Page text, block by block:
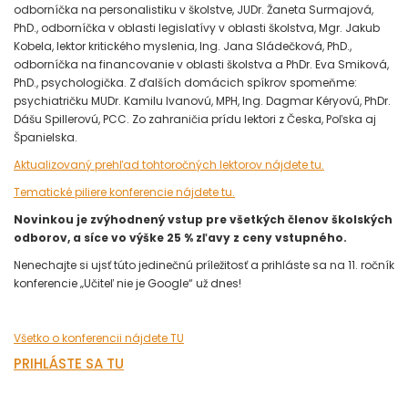
odborníčka na personalistiku v školstve, JUDr. Žaneta Surmajová,
PhD., odborníčka v oblasti legislatívy v oblasti školstva, Mgr. Jakub
Kobela, lektor kritického myslenia, Ing. Jana Sládečková, PhD.,
odborníčka na financovanie v oblasti školstva a PhDr. Eva Smiková,
PhD., psychologička. Z ďalších domácich spíkrov spomeňme:
psychiatričku MUDr. Kamilu Ivanovú, MPH, Ing. Dagmar Kéryovú, PhDr.
Dášu Spillerovú, PCC. Zo zahraničia prídu lektori z Česka, Poľska aj
Španielska.
Aktualizovaný prehľad tohtoročných lektorov nájdete tu.
Tematické piliere konferencie nájdete tu.
Novinkou je zvýhodnený vstup pre všetkých členov školských
odborov, a síce vo výške 25 % zľavy z ceny vstupného.
Nenechajte si ujsť túto jedinečnú príležitosť a prihláste sa na 11. ročník
konferencie „Učiteľ nie je Google“ už dnes!
Všetko o konferencii nájdete TU
PRIHLÁSTE SA TU